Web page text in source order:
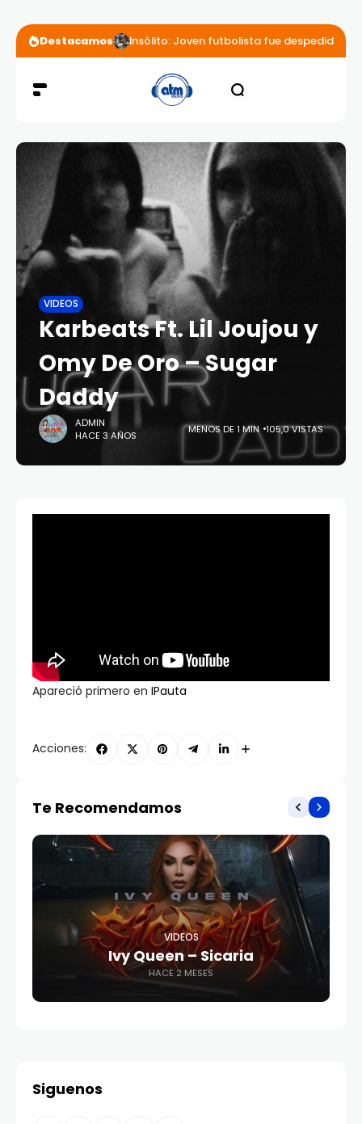
Destacamos Insólito: Joven futbolista fue despedido
VIDEOS
Karbeats Ft. Lil Joujou y
Omy De Oro – Sugar
Daddy
ADMIN
HACE 3 AÑOS
MENOS DE 1 MIN 105,0 VISTAS
Apareció primero en IPauta
Acciones:
Te Recomendamos
VIDEOS
Ivy Queen – Sicaria
HACE 2 MESES
Siguenos